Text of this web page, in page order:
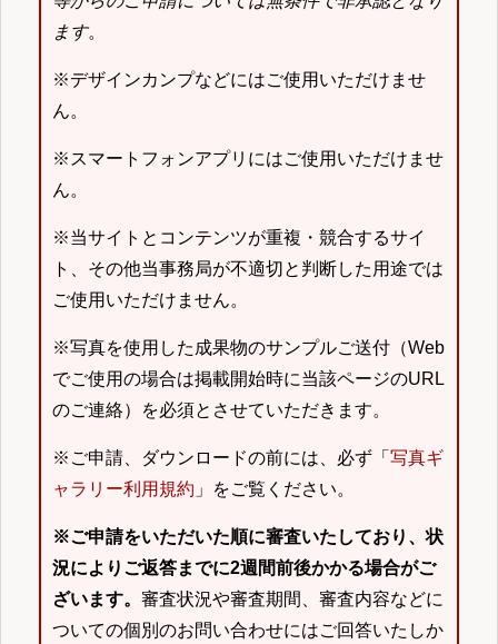
ます。
※デザインカンプなどにはご使用いただけませ
ん。
※スマートフォンアプリにはご使用いただけませ
ん。
※当サイトとコンテンツが重複・競合するサイ
ト、その他当事務局が不適切と判断した用途では
ご使用いただけません。
※写真を使用した成果物のサンプルご送付（Web
でご使用の場合は掲載開始時に当該ページのURL
のご連絡）を必須とさせていただきます。
※ご申請、ダウンロードの前には、必ず「 写真ギ
ャラリー利用規約 」をご覧ください。
※ご申請をいただいた順に審査いたしており、状
況によりご返答までに2週間前後かかる場合がご
ざいます。 審査状況や審査期間、審査内容などに
ついての個別のお問い合わせにはご回答いたしか